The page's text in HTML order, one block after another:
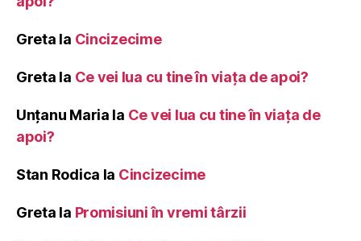
Greta la Cincizecime
Greta la Ce vei lua cu tine în viața de apoi?
Unțanu Maria la Ce vei lua cu tine în viața de
apoi?
Stan Rodica la Cincizecime
Greta la Promisiuni în vremi târzii